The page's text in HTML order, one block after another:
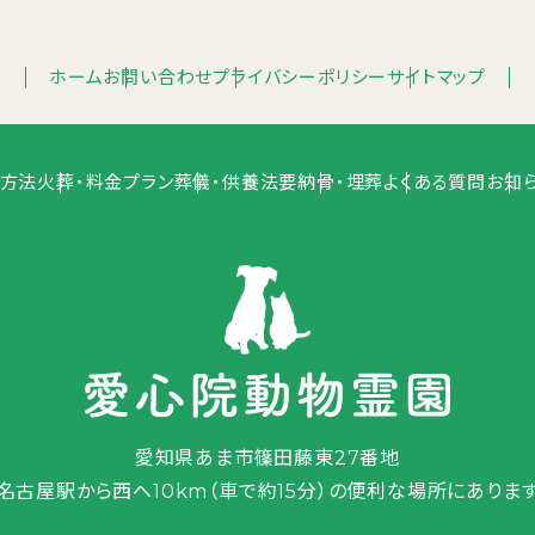
ホームお問い合わせプライバシーポリシー サイトマップ
法火葬・料金プラン葬儀・供養法要納骨・埋葬よくある質問 お知
愛知県あま市篠田藤東27番地
名古屋駅から西へ10km（車で約15分）の便利な場所にあります